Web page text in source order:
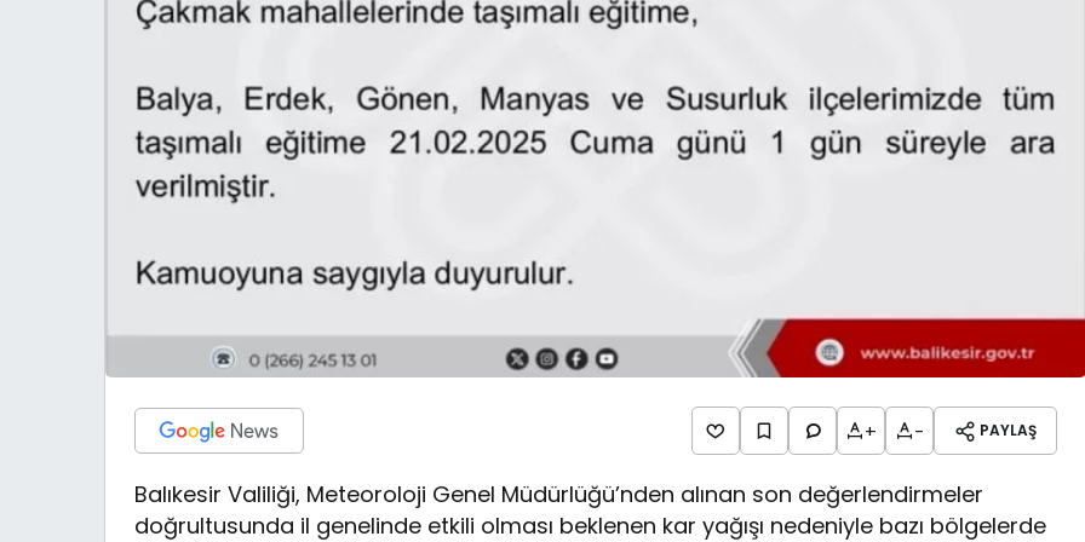
+ - PAYLAŞ
Balıkesir Valiliği, Meteoroloji Genel Müdürlüğü’nden alınan son değerlendirmeler
doğrultusunda il genelinde etkili olması beklenen kar yağışı nedeniyle bazı bölgelerde